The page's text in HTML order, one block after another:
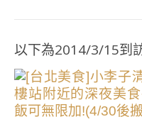
以下為2014/3/15到